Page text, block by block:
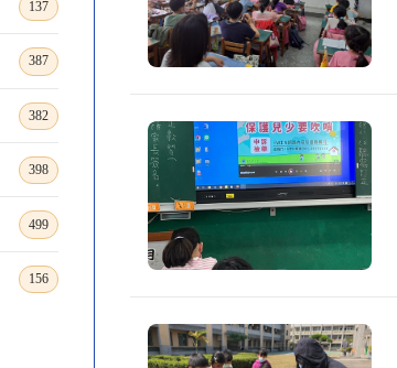
137
387
382
398
499
156